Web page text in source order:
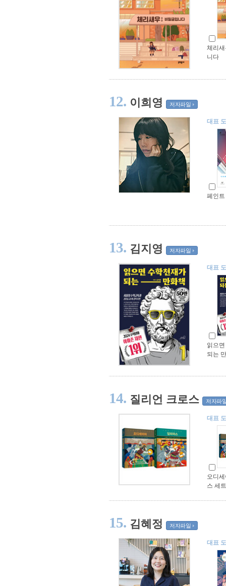
체리
니다
12. 이희영 저자파일
대표
페인
13. 김지영 저자파일
대표
읽으
되는
14. 질리언 크로스 저자파
대표
오디
스 세
15. 김혜정 저자파일
대표